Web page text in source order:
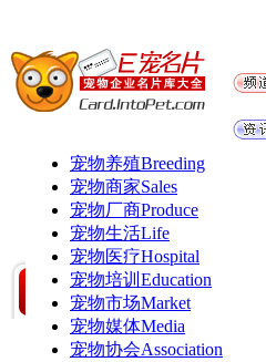
宠物养殖Breeding
宠物商家Sales
宠物厂商Produce
宠物生活Life
宠物医疗Hospital
宠物培训 Education
宠物市场Market
宠物媒体Media
宠物协会Association